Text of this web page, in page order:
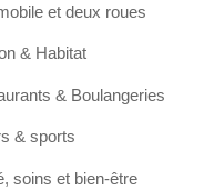
et deux roues
& Habitat
& Boulangeries
& sports
soins et bien-être